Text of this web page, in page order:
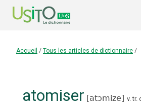
Accueil / Tous les articles de dictionnaire /
atomiser [atɔmize] v. tr.